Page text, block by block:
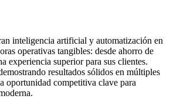
inteligencia artificial y automatización en
operativas tangibles: desde ahorro de
experiencia superior para sus clientes.
resultados sólidos en múltiples
oportunidad competitiva clave para